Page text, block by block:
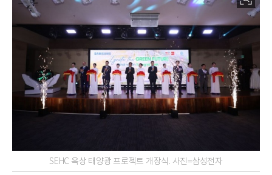
SEHC 옥상 태양광 프로젝트 개장식. 사진=삼성전자